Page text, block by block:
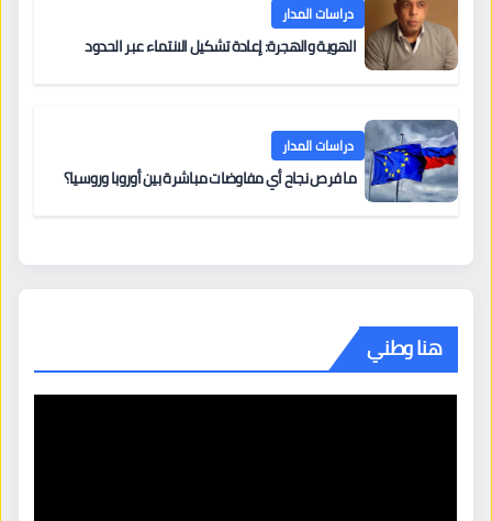
دراسات المدار
الهوية والهجرة: إعادة تشكيل الانتماء عبر الحدود
دراسات المدار
ما فرص نجاح أي مفاوضات مباشرة بين أوروبا وروسيا؟
هنا وطني